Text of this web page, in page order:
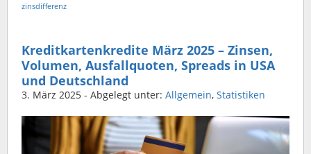
zinsdifferenz
Kreditkartenkredite März 2025 – Zinsen,
Volumen, Ausfallquoten, Spreads in USA
und Deutschland
3. März 2025 - Abgelegt unter: Allgemein, Statistiken